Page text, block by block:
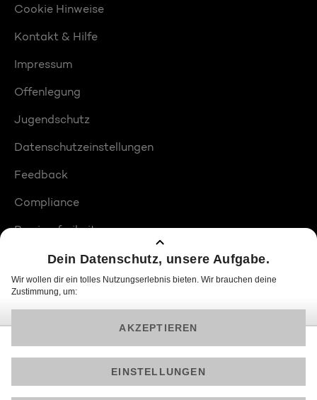
Cookie Hinweise
Kontakt & Hilfe
Impressum
Offenlegung
Jugendschutz
Datenschutzeinstellungen
Feedback
Compliance
Barrierefreiheit
Produktplatzierungen